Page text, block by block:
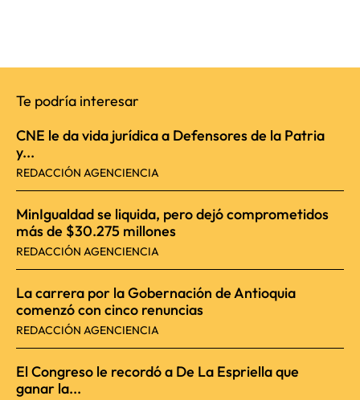
Te podría interesar
CNE le da vida jurídica a Defensores de la Patria
y...
REDACCIÓN AGENCIENCIA
MinIgualdad se liquida, pero dejó comprometidos
más de $30.275 millones
REDACCIÓN AGENCIENCIA
La carrera por la Gobernación de Antioquia
comenzó con cinco renuncias
REDACCIÓN AGENCIENCIA
El Congreso le recordó a De La Espriella que
ganar la...